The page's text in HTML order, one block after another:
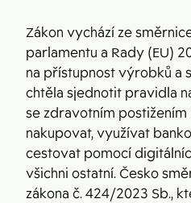
Zákon vychází ze
parlamentu a Rady (EU)
na přístupnost výrobků a
chtěla sjednotit pravidla
se zdravotním postižením
nakupovat, využívat
cestovat pomocí
všichni ostatní. Česko
zákona č. 424/2023 Sb.,